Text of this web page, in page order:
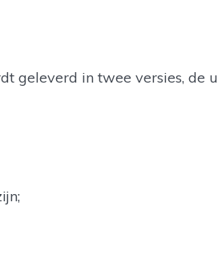
geleverd in twee versies, de